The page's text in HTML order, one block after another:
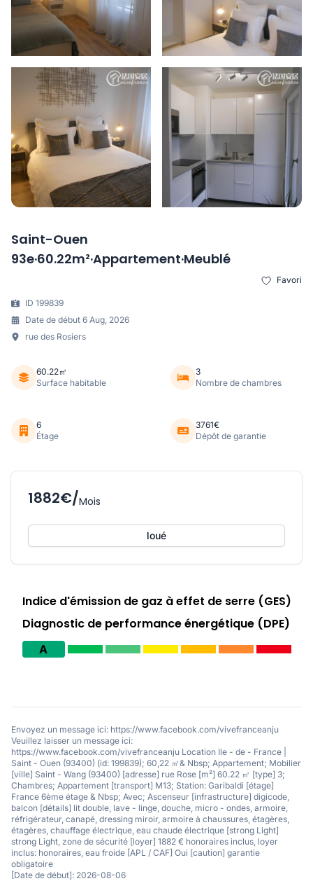
Saint-Ouen
93e·60.22m²·Appartement·Meublé
Favori
ID 199839
Date de début 6 Aug, 2026
rue des Rosiers
60.22㎡
Surface habitable
3
Nombre de chambres
6
Étage
3761€
Dépôt de garantie
1882€/Mois
loué
Indice d'émission de gaz à effet de serre (GES)
Diagnostic de performance énergétique (DPE)
A
Envoyez un message ici: https://www.facebook.com/vivefranceanju
Veuillez laisser un message ici:
https://www.facebook.com/vivefranceanju Location Ile - de - France |
Saint - Ouen (93400) (id: 199839); 60,22 ㎡& Nbsp; Appartement; Mobilier
[ville] Saint - Wang (93400) [adresse] rue Rose [m²] 60.22 ㎡ [type] 3;
Chambres; Appartement [transport] M13; Station: Garibaldi [étage]
France 6ème étage & Nbsp; Avec; Ascenseur [infrastructure] digicode,
balcon [détails] lit double, lave - linge, douche, micro - ondes, armoire,
réfrigérateur, canapé, dressing miroir, armoire à chaussures, étagères,
étagères, chauffage électrique, eau chaude électrique [strong Light]
strong Light, zone de sécurité [loyer] 1882 € honoraires inclus, loyer
inclus: honoraires, eau froide [APL / CAF] Oui [caution] garantie
obligatoire
[Date de début]: 2026-08-06